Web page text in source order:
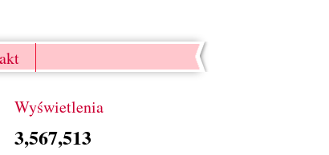
Wyświetlenia
3,567,513